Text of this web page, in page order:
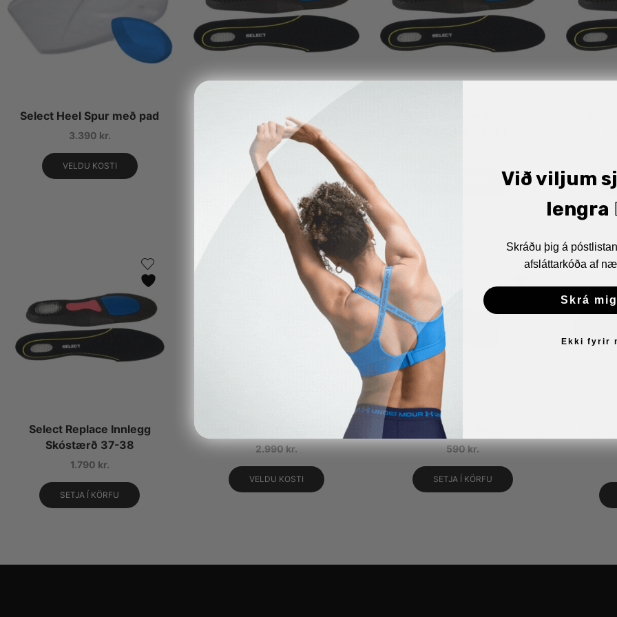
Select Heel Spur með pad
3.390 kr.
VELDU KOSTI
Select Replace Innlegg
Skórstærð 45-46
1.790
SETJA Í KÖRFU
Select Replace Innlegg
Skóstærð 37-38
1.790 kr.
SETJA Í KÖRFU
Select Heel Cup Innlegg í Hæl
2.990 kr.
VELDU KOSTI
Select Skóreimar Hvítar 90cm
590 kr.
SETJA Í KÖRFU
Við viljum
lengra
Skráðu þig á
afsláttarkóða af
Skrá
Ekki fyrir